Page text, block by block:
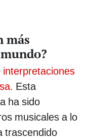
más
interpretaciones
Esta
ha sido
musicales a lo
trascendido